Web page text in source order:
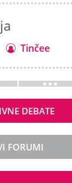
Tinčee
DEBATE
FORUMI